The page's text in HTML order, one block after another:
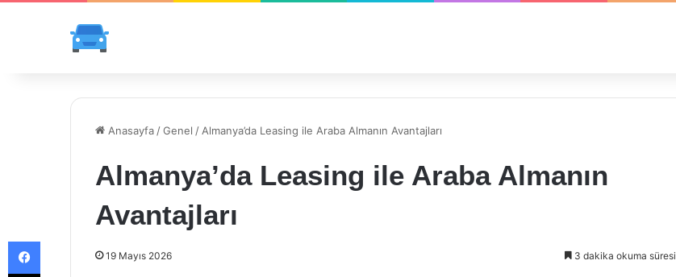
Anasayfa /Genel / Almanya’da Leasing ile Araba Almanın Avantajları
Almanya’da Leasing ile Araba Almanın
Avantajları
19 Mayıs 2026 3 dakika okuma süresi
Facebook
X